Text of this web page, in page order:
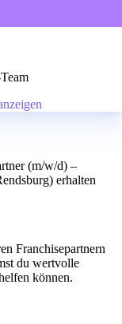
(m/w/d) –
erhalten
Franchisepartnern
du wertvolle
können.